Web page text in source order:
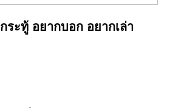
กระทู้ อยากบอก อยากเล่า